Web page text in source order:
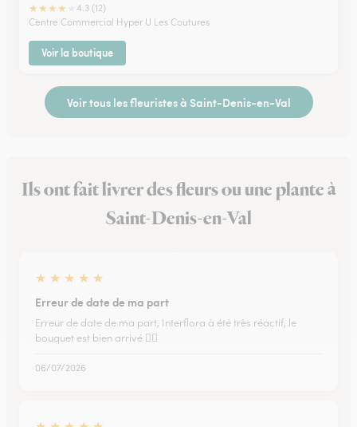
★★★★
4.3 (12)
Centre Commercial Hyper U Les Coutures
Voir la boutique
Voir tous les fleuristes à Saint-Denis-en-Val
Ils ont fait livrer des fleurs ou une plante à
Saint-Denis-en-Val
★ ★ ★ ★ ★
Erreur de date de ma part
Erreur de date de ma part, Interflora à été très réactif, le
bouquet est bien arrivé 👍🏼
06/07/2026